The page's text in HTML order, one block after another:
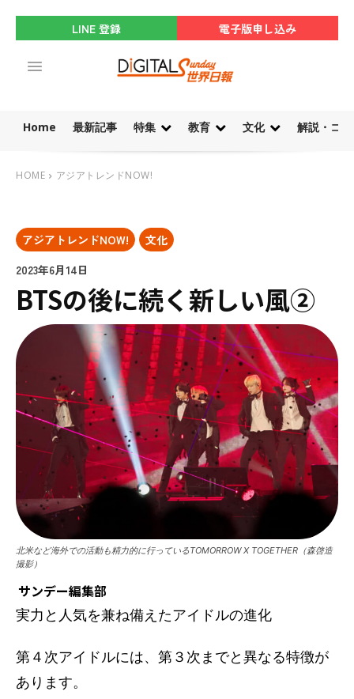
LINE 登録 電子版申し込み
Home 最新記事 特集 教育 文化 解説・コ
HOME アジアトレンドNOW!
アジアトレンドNOW!
文化
2023年6月14日
BTSの後に続く新しい風②
北米など海外での活動も精力的に行っているTOMORROW X TOGETHER（森啓造
撮影）
サンデー編集部
実力と人気を兼ね備えたアイドルの進化
第４次アイドルには、第３次までと異なる特徴が
あります。